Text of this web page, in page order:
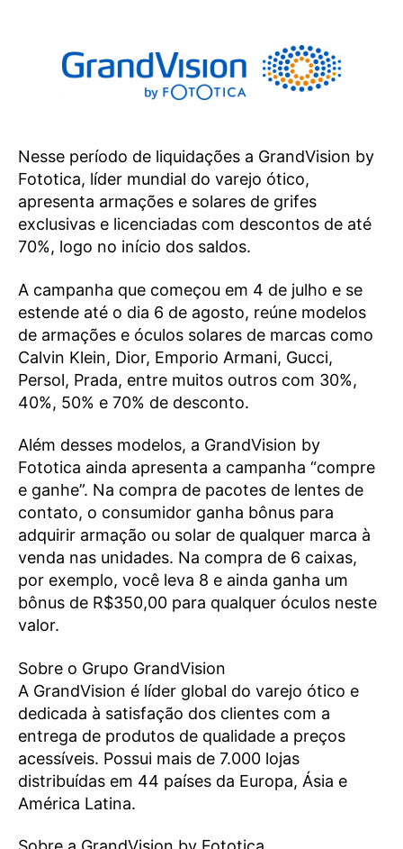
Nesse período de liquidações a GrandVision by
Fototica, líder mundial do varejo ótico,
apresenta armações e solares de grifes
exclusivas e licenciadas com descontos de até
70%, logo no início dos saldos.
A campanha que começou em 4 de julho e se
estende até o dia 6 de agosto, reúne modelos
de armações e óculos solares de marcas como
Calvin Klein, Dior, Emporio Armani, Gucci,
Persol, Prada, entre muitos outros com 30%,
40%, 50% e 70% de desconto.
Além desses modelos, a GrandVision by
Fototica ainda apresenta a campanha “compre
e ganhe”. Na compra de pacotes de lentes de
contato, o consumidor ganha bônus para
adquirir armação ou solar de qualquer marca à
venda nas unidades. Na compra de 6 caixas,
por exemplo, você leva 8 e ainda ganha um
bônus de R$350,00 para qualquer óculos neste
valor.
Sobre o Grupo GrandVision
A GrandVision é líder global do varejo ótico e
dedicada à satisfação dos clientes com a
entrega de produtos de qualidade a preços
acessíveis. Possui mais de 7.000 lojas
distribuídas em 44 países da Europa, Ásia e
América Latina.